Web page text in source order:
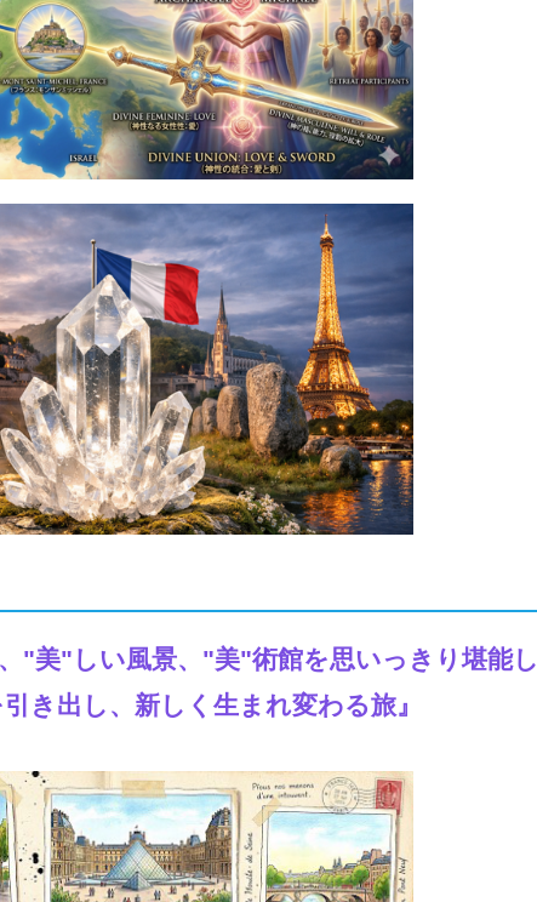
"美"しい風景、"美"術館を思いっきり堪能し
引き出し、新しく生まれ変わる旅』